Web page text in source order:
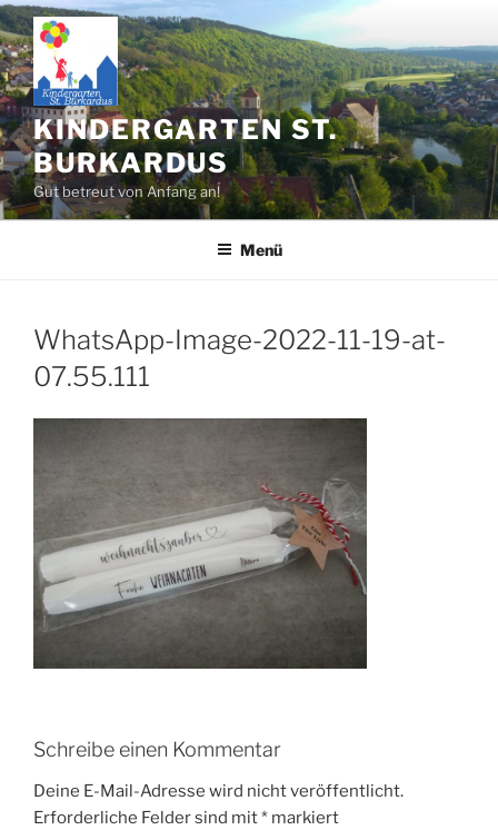
Zum
Inhalt
springen
KINDERGARTEN ST.
BURKARDUS
Gut betreut von Anfang an!
Menü
WhatsApp-Image-2022-11-19-at-
07.55.111
Schreibe einen Kommentar
Deine E-Mail-Adresse wird nicht veröffentlicht.
Erforderliche Felder sind mit* markiert